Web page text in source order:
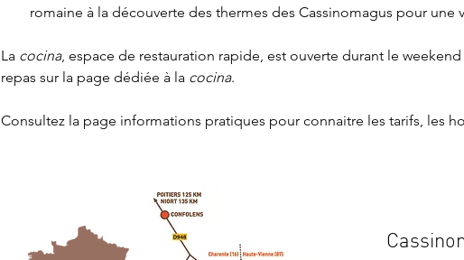
romaine à la découverte des thermes des Cassinomagus pour
La cocina, espace de restauration rapide, est ouverte durant le
repas sur la page dédiée à la cocina.
Consultez la page informations pratiques pour connaitre les tarifs, les